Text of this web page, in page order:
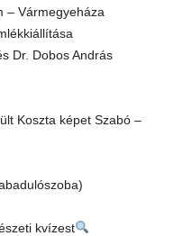
– Vármegyeháza
Dr. Dobos András
Koszta képet Szabó –
kvízest